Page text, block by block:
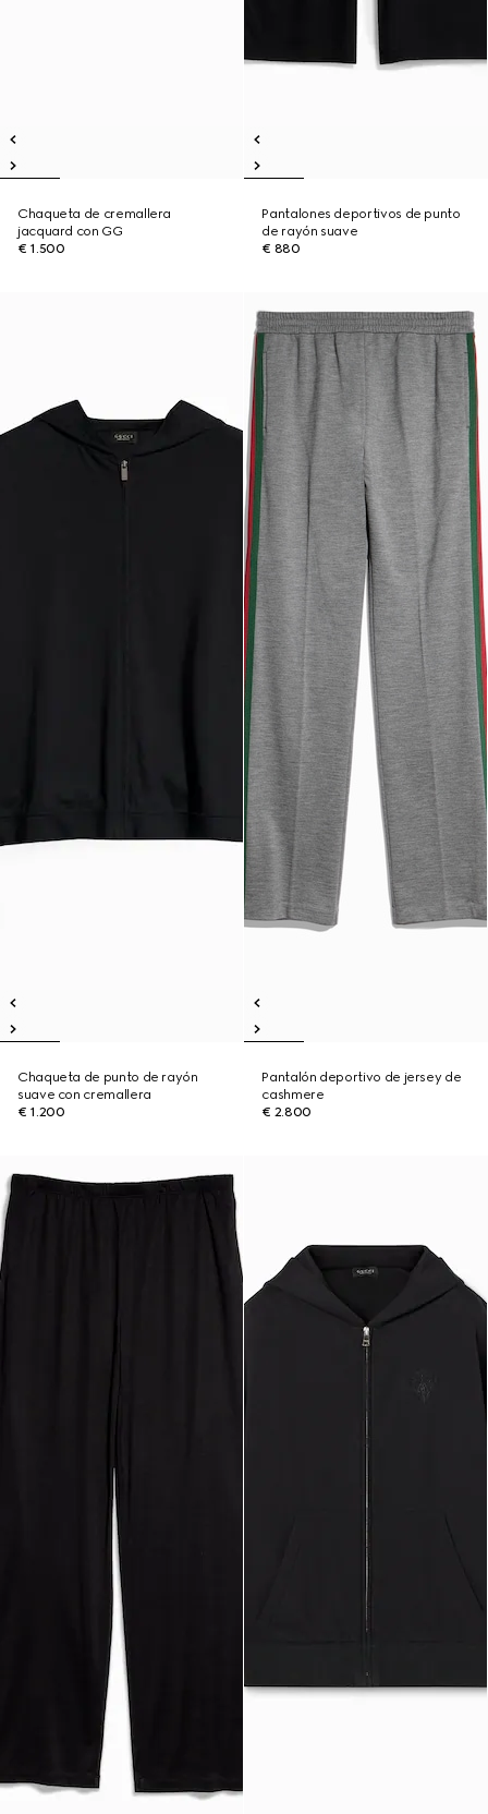
Chaqueta de cremallera
jacquard con GG
€ 1.500
Pantalones deportivos de punto
de rayón suave
€ 880
Chaqueta de punto de rayón
suave con cremallera
€ 1.200
Pantalón deportivo de jersey de
cashmere
€ 2.800